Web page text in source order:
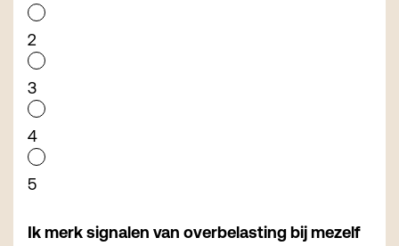
2
3
4
5
Ik merk signalen van overbelasting bij mezelf